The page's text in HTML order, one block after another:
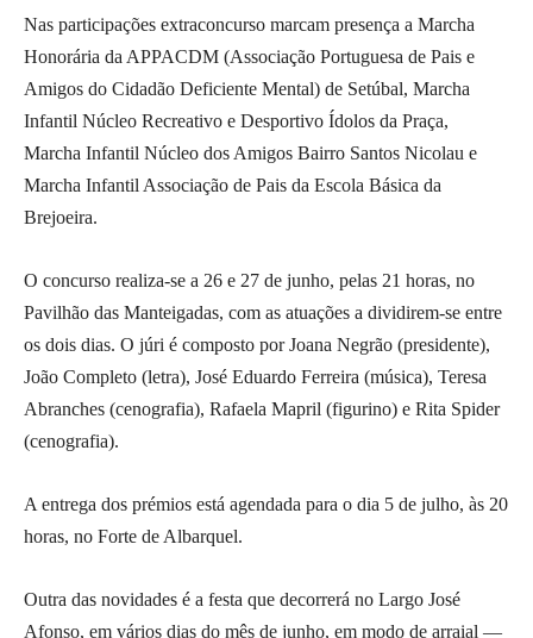
Nas participações extraconcurso marcam presença a Marcha
Honorária da APPACDM (Associação Portuguesa de Pais e
Amigos do Cidadão Deficiente Mental) de Setúbal, Marcha
Infantil Núcleo Recreativo e Desportivo Ídolos da Praça,
Marcha Infantil Núcleo dos Amigos Bairro Santos Nicolau e
Marcha Infantil Associação de Pais da Escola Básica da
Brejoeira.
O concurso realiza-se a 26 e 27 de junho, pelas 21 horas, no
Pavilhão das Manteigadas, com as atuações a dividirem-se entre
os dois dias. O júri é composto por Joana Negrão (presidente),
João Completo (letra), José Eduardo Ferreira (música), Teresa
Abranches (cenografia), Rafaela Mapril (figurino) e Rita Spider
(cenografia).
A entrega dos prémios está agendada para o dia 5 de julho, às 20
horas, no Forte de Albarquel.
Outra das novidades é a festa que decorrerá no Largo José
Afonso, em vários dias do mês de junho, em modo de arraial —